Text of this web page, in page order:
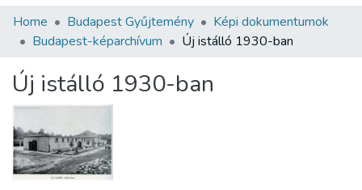
Communities & Collections
Statistics
Home Budapest Gyűjtemény
Képi dokumentumok
Budapest-képarchívum
Új istálló 1930-ban
Új istálló 1930-ban